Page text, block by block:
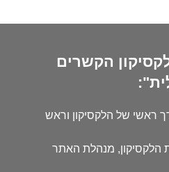
הקשרים
ראשי של הלקסיקון וראש
מנהלת האתר